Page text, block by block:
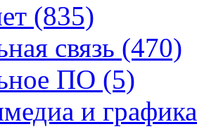
(835)
связь (470)
ПО (5)
и